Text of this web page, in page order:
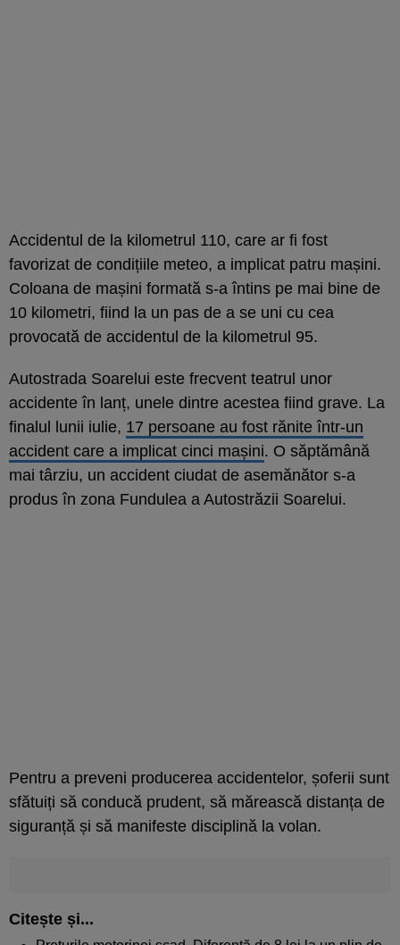
Accidentul de la kilometrul 110, care ar fi fost
favorizat de condițiile meteo, a implicat patru mașini.
Coloana de mașini formată s-a întins pe mai bine de
10 kilometri, fiind la un pas de a se uni cu cea
provocată de accidentul de la kilometrul 95.
Autostrada Soarelui este frecvent teatrul unor
accidente în lanț, unele dintre acestea fiind grave. La
finalul lunii iulie, 17 persoane au fost rănite într-un
accident care a implicat cinci mașini. O săptămână
mai târziu, un accident ciudat de asemănător s-a
produs în zona Fundulea a Autostrăzii Soarelui.
Pentru a preveni producerea accidentelor, șoferii sunt
sfătuiți să conducă prudent, să mărească distanța de
siguranță și să manifeste disciplină la volan.
Citește și...